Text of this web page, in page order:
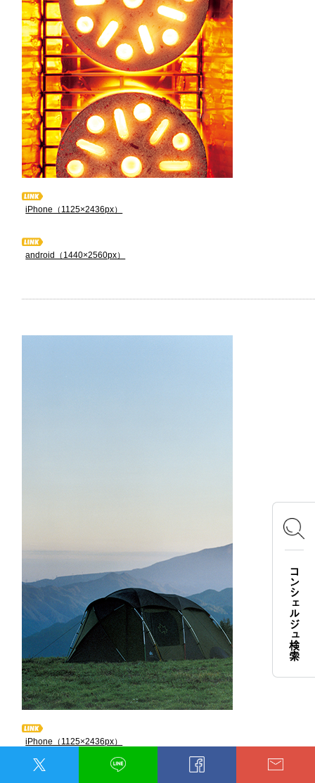
iPhone（1125×2436px）
android（1440×2560px）
iPhone（1125×2436px）
コンシェルジュ検索